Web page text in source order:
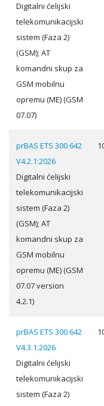
Digitalni ćelijski
telekomunikacijski
sistem (Faza 2)
(GSM); AT
komandni skup za
GSM mobilnu
opremu (ME) (GSM
07.07)
prBAS ETS 300 642
V4.2.1:2026
Digitalni ćelijski
telekomunikacijski
sistem (Faza 2)
(GSM); AT
komandni skup za
GSM mobilnu
opremu (ME) (GSM
07.07 version
4.2.1)
prBAS ETS 300 642
V4.3.1:2026
Digitalni ćelijski
telekomunikacijski
sistem (Faza 2)